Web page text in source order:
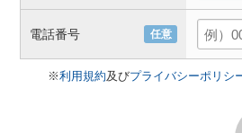
電話番号 任意
※利用規約及びプライバシーポリシ